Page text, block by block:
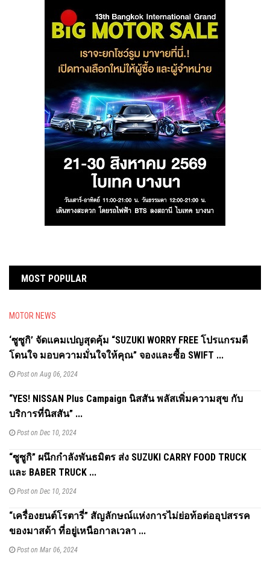
MOST POPULAR
MOTOR NEWS
‘ซูซูกิ’ จัดแคมเปญสุดคุ้ม “SUZUKI WORRY FREE โปรแกรมดี
โดนใจ มอบความมั่นใจให้คุณ” จองและซื้อ SWIFT ...
Post on Aug 06, 2024
“YES! NISSAN Plus Campaign นิสสัน พลัสเพิ่มความสุข กับ
บริการที่นิสสัน” ...
Post on Dec 10, 2024
“ซูซูกิ” ผนึกกำลังพันธมิตร ส่ง SUZUKI CARRY FOOD TRUCK
และ BABER TRUCK ...
Post on Dec 10, 2024
“เครื่องยนต์โรตารี่” สัญลักษณ์แห่งการไม่ย่อท้อต่ออุปสรรค
ของมาสด้า ที่อยู่เหนือกาลเวลา ...
Post on Mar 06, 2024